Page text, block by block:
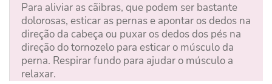
Para aliviar as cãibras, que podem ser bastante
dolorosas, esticar as pernas e apontar os dedos na
direção da cabeça ou puxar os dedos dos pés na
direção do tornozelo para esticar o músculo da
perna. Respirar fundo para ajudar o músculo a
relaxar.